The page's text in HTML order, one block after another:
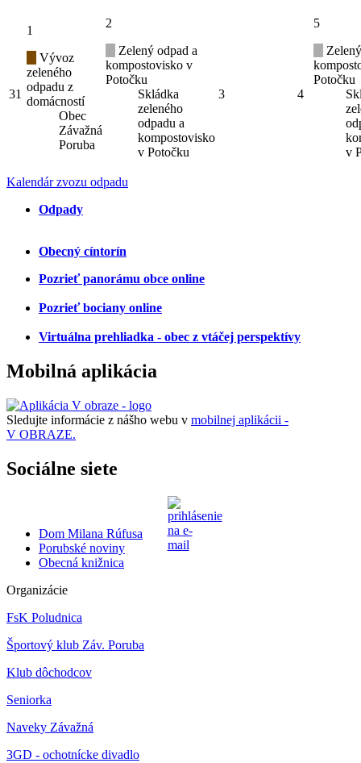
31
1
Vývoz
zeleného
odpadu z
domácností
Obec
Závažná
Poruba
2
Zelený odpad a
kompostovisko v
Potočku
Skládka
zeleného
odpadu a
kompostovisko
v Potočku
3 4
5
Potočku
v
Kalendár zvozu odpadu
Odpady
Obecný cíntorín
Pozrieť panorámu obce online
Pozrieť bociany online
Virtuálna prehliadka - obec z vtáčej perspektívy
Mobilná aplikácia
Sledujte informácie z nášho webu v mobilnej aplikácii -
V OBRAZE.
Sociálne siete
Dom Milana Rúfusa
Porubské noviny
Obecná knižnica
Organizácie
FsK Poludnica
Športový klub Záv. Poruba
Klub dôchodcov
Seniorka
Naveky Závažná
3GD - ochotnícke divadlo